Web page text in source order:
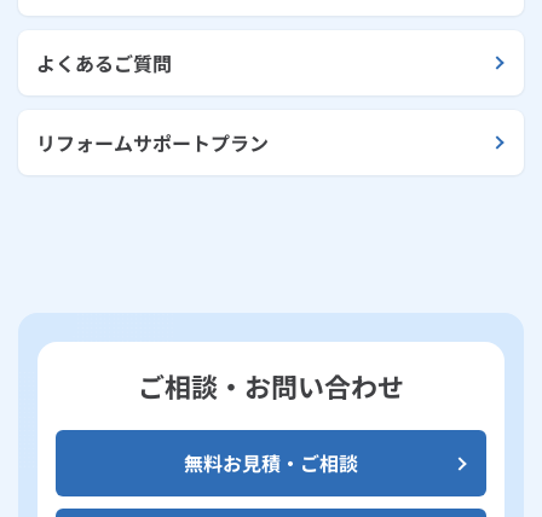
よくあるご質問
リフォームサポートプラン
ご相談・お問い合わせ
無料お見積・ご相談